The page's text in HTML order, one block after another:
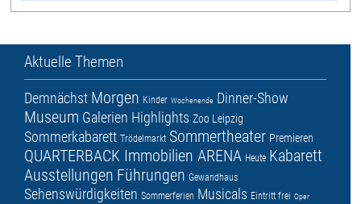
Aktuelle Themen
Demnächst Morgen Kinder Wochenende Dinner-Show
Museum Galerien Highlights Zoo Leipzig
Sommerkabarett Trödelmarkt Sommertheater Premieren
QUARTERBACK Immobilien ARENA Heute Kabarett
Ausstellungen Führungen Gewandhaus
Sehenswürdigkeiten Sommerferien Musicals Eintritt frei Oper